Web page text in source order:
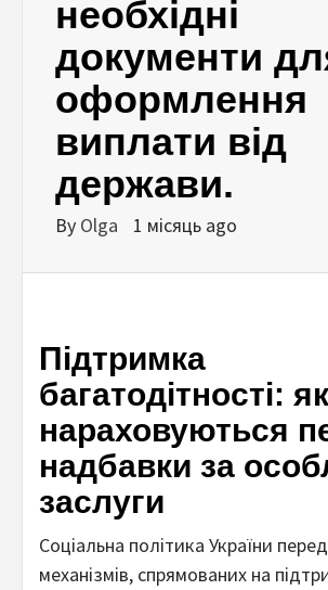
необхідні
документи
оформлення
виплати від
держави.
By Olga 1 місяць ago
Підтримка
багатодітності: як
нараховуються
надбавки за
заслуги
Соціальна політика України
механізмів, спрямованих на